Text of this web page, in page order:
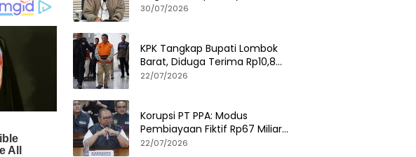
Pemerintah, Ini Fakta
30/07/2026
KPK Tangkap Bupati Lombok
Barat, Diduga Terima Rp10,8
Miliar dan Gratifikasi Alphard
22/07/2026
Korupsi PT PPA: Modus
Pembiayaan Fiktif Rp67 Miliar
Terbongkar, Negara Rugi Rp38,8
22/07/2026